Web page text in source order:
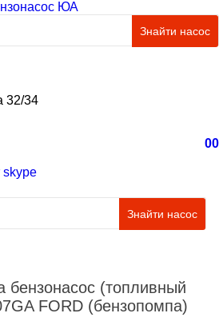
Знайти насос
32/34
00
skype
Знайти насос
бензонасос (топливный
FORD (бензопомпа)